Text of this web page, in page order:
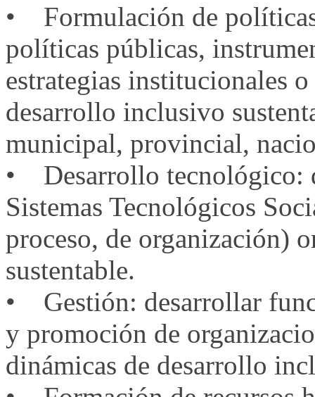
• Formulación de
políticas públicas,
estrategias institucionales
desarrollo inclusivo
municipal, provincial,
• Desarrollo tecnológico:
Sistemas Tecnológicos
proceso, de organización)
sustentable.
• Gestión: desarrollar
y promoción de
dinámicas de desarrollo